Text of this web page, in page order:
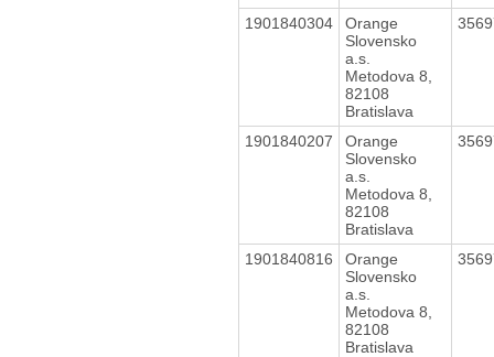
1901840304
Orange
Slovensko
a.s.
Metodova 8,
82108
Bratislava
1901840207
Orange
Slovensko
a.s.
Metodova 8,
82108
Bratislava
1901840816
Orange
Slovensko
a.s.
Metodova 8,
82108
Bratislava